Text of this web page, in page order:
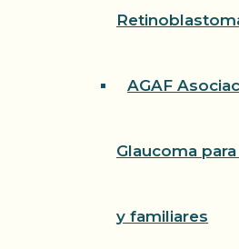
AGAF
Glaucoma
y familiares